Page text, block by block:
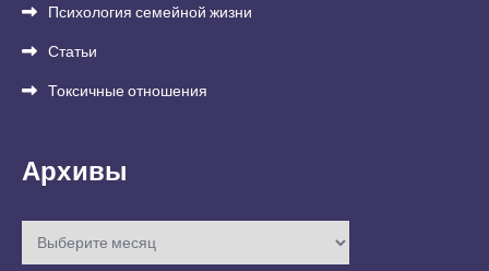
Психология семейной жизни
Статьи
Токсичные отношения
Архивы
Архивы